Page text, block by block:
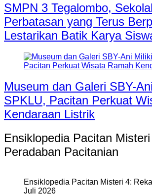
SMPN 3 Tegalombo,
Perbatasan yang Terus
Lestarikan Batik Karya
Museum dan Galeri SBY-
SPKLU, Pacitan Perkuat
Kendaraan Listrik
Ensiklopedia Pacitan
Peradaban Pacitanian
Ensiklopedia Pacitan Misteri 4:
Juli 2026